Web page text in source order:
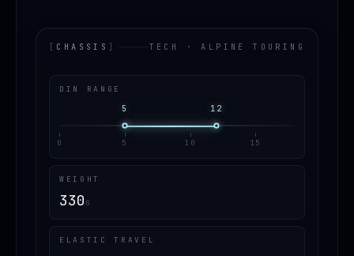
[ CHASSIS ] TECH · ALPINE TOURING
DIN RANGE
5
12
0 5 10 15
WEIGHT
330 G
ELASTIC TRAVEL